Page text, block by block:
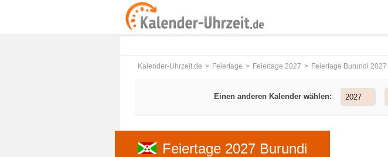
Kalender-Uhrzeit.de Feiertage Feiertage 2027 Feiertage Burundi 2027
Einen anderen Kalender wählen:
Feiertage 2027 Burundi